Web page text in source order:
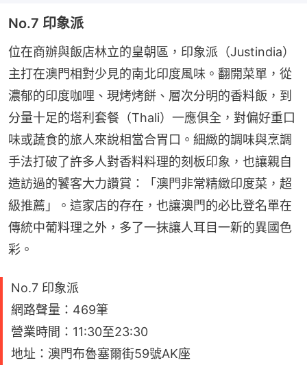
No.7 印象派
位在商辦與飯店林立的皇朝區，印象派（Justindia）
主打在澳門相對少見的南北印度風味。翻開菜單，從
濃郁的印度咖哩、現烤烤餅、層次分明的香料飯，到
分量十足的塔利套餐（Thali）一應俱全，對偏好重口
味或蔬食的旅人來說相當合胃口。細緻的調味與烹調
手法打破了許多人對香料料理的刻板印象，也讓親自
造訪過的饕客大力讚賞：「澳門非常精緻印度菜，超
級推薦」。這家店的存在，也讓澳門的必比登名單在
傳統中葡料理之外，多了一抹讓人耳目一新的異國色
彩。
No.7 印象派
網路聲量：469筆
營業時間：11:30至23:30
地址：澳門布魯塞爾街59號AK座